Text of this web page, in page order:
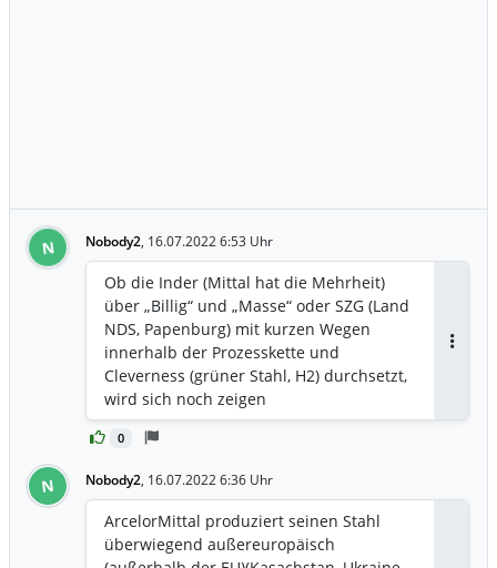
N Nobody2, 16.07.2022 6:53 Uhr
0
Ob die Inder (Mittal hat die Mehrheit)
über „Billig“ und „Masse“ oder SZG (Land
NDS, Papenburg) mit kurzen Wegen
innerhalb der Prozesskette und
Cleverness (grüner Stahl, H2) durchsetzt,
wird sich noch zeigen
N Nobody2, 16.07.2022 6:36 Uhr
ArcelorMittal produziert seinen Stahl
überwiegend außereuropäisch